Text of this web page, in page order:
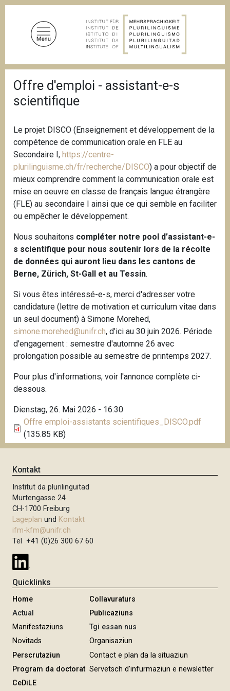
D
f
a
d
v
i
g
a
t
i
o
n
Offre d'emploi - assistant-e-s
scientifique
Le projet DISCO (Enseignement et développement de la
compétence de communication orale en FLE au
Secondaire I, https://centre-
plurilinguisme.ch/fr/recherche/DISCO) a pour objectif de
mieux comprendre comment la communication orale est
mise en oeuvre en classe de français langue étrangère
(FLE) au secondaire I ainsi que ce qui semble en faciliter
ou empêcher le développement.
Nous souhaitons compléter notre pool d’assistant-e-
s scientifique pour nous soutenir lors de la récolte
de données qui auront lieu dans les cantons de
Berne, Zürich, St-Gall et au Tessin.
Si vous êtes intéressé-e-s, merci d'adresser votre
candidature (lettre de motivation et curriculum vitae dans
un seul document) à Simone Morehed,
simone.morehed@unifr.ch, d’ici au 30 juin 2026. Période
d'engagement : semestre d'automne 26 avec
prolongation possible au semestre de printemps 2027.
Pour plus d'informations, voir l'annonce complète ci-
dessous.
Dienstag, 26. Mai 2026 - 16:30
Offre emploi-assistants scientifiques_DISCO.pdf
(135.85 KB)
Kontakt
Institut da plurilinguitad
Murtengasse 24
CH-1700 Freiburg
Lageplan und Kontakt
ifm-kfm@unifr.ch
Tel +41 (0)26 300 67 60
Quicklinks
Home
Actual
Manifestaziuns
Novitads
Perscrutaziun
Program da doctorat
CeDiLE
Collavuraturs
Publicaziuns
Tgi essan nus
Organisaziun
Contact e plan da la situaziun
Servetsch d'infurmaziun e newsletter